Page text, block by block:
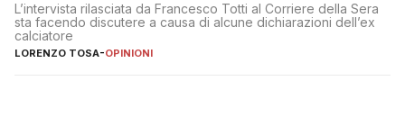
L’intervista rilasciata da Francesco Totti al Corriere della Sera
sta facendo discutere a causa di alcune dichiarazioni dell’ex
calciatore
LORENZO TOSA-OPINIONI